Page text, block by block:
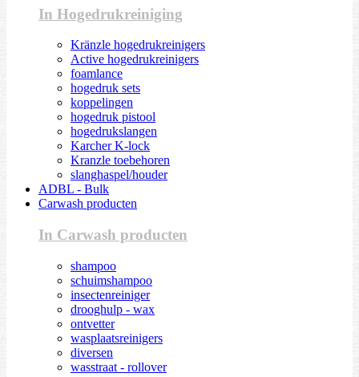
In Hogedrukreiniging
Kränzle hogedrukreinigers
Active hogedrukreinigers
foamlance
hogedruk sets
koppelingen
hogedruk pistool
hogedrukslangen
Karcher K-lock
Kranzle toebehoren
slanghaspel/houder
ADBL - Bulk
Carwash producten
In Carwash producten
shampoo
schuimshampoo
insectenreiniger
drooghulp - wax
ontvetter
wasplaatsreinigers
diversen
wasstraat - rollover